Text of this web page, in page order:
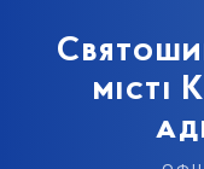
місті